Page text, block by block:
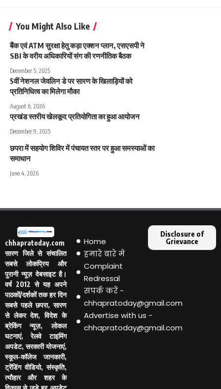
You Might Also Like
बैंक एवं ATM सुरक्षा हेतु कड़ा एक्शन प्लान, एसएसपी ने
SBI के वरीय अधिकारियों संग की रणनीतिक बैठक
December 5, 2025
5वीं नेशनल जेवलिन डे पर सारण के खिलाड़ियों को
प्रतिनिधित्व का मिलेगा मौका
August 6, 2026
प्रखंड स्तरीय खेलकूद प्रतियोगिता का हुआ आयोजन
December 9, 2025
छपरा में सहयोग शिविर में पंचायत स्तर पर हुआ समस्याओं का
समाधान
June 4, 2026
chhapratoday.com
सारण जिले से संचालित
सबसे लोकप्रिय और
पुरानी न्यूज़ वेबसाइट है।
वर्ष 2012 से यह अपने
पाठकों/दर्शकों तक हर दिन
सबसे पहले छपरा, सारण
से लेकर देश, विदेश के
ब्रेकिंग न्यूज़, लोकल
घटनाएं, रेलवे टाइमिंग
अपडेट, सरकारी योजनाएं,
स्कूल-कॉलेज जानकारी,
ट्रेंडिंग वीडियो, संस्कृति,
त्यौहार और शहर के
Home
हमारे बारे मे
Complaint
Redressal
संपर्क करें -
chhapratoday@gmail.com
Advertise with us -
chhapratoday@gmail.com
Disclosure of
Grievance